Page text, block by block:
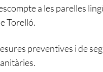
a les parelles
Torelló.
preventives i de